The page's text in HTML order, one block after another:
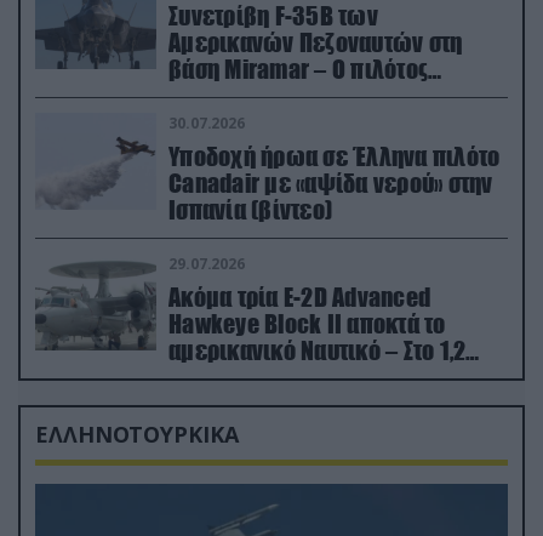
Συνετρίβη F-35B των
Αμερικανών Πεζοναυτών στη
βάση Miramar – Ο πιλότος
εκτινάχθηκε εγκαίρως
30.07.2026
Υποδοχή ήρωα σε Έλληνα πιλότο
Canadair με «αψίδα νερού» στην
Ισπανία (βίντεο)
29.07.2026
Ακόμα τρία E-2D Advanced
Hawkeye Block II αποκτά το
αμερικανικό Ναυτικό – Στο 1,2
δισ.δολάρια το κόστος
ΕΛΛΗΝΟΤΟΥΡΚΙΚΑ